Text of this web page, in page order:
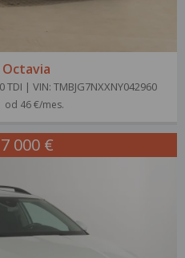
| VIN: TMBJG7NXXNY042960
od 46 €/mes.
000 €